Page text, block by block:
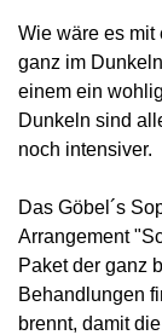
Wie wäre es mit
ganz im
einem ein
Dunkeln sind
noch intensiver.
Das Göbel´s
Arrangement
Paket der ganz
Behandlungen
brennt, damit